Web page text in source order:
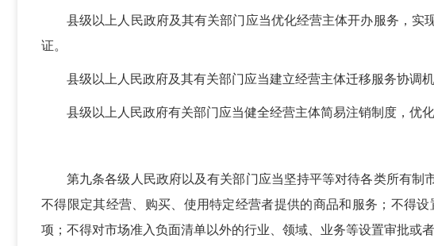
县级以上人民政府及其有关部门应当优化经营主体开办服务，
证。
县级以上人民政府及其有关部门应当建立经营主体迁移服务协调
县级以上人民政府有关部门应当健全经营主体简易注销制度，优
第九条各级人民政府以及有关部门应当坚持平等对待各类所有制
不得限定其经营、购买、使用特定经营者提供的商品和服务；不得
项；不得对市场准入负面清单以外的行业、领域、业务等设置审批或